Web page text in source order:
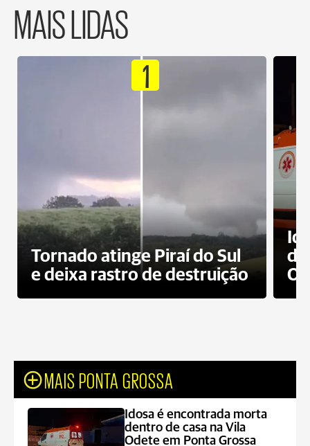
MAIS LIDAS
1
Tornado atinge Piraí do Sul
e deixa rastro de destruição
MAIS PONTA GROSSA
Idosa é encontrada morta
dentro de casa na Vila
Odete em Ponta Grossa